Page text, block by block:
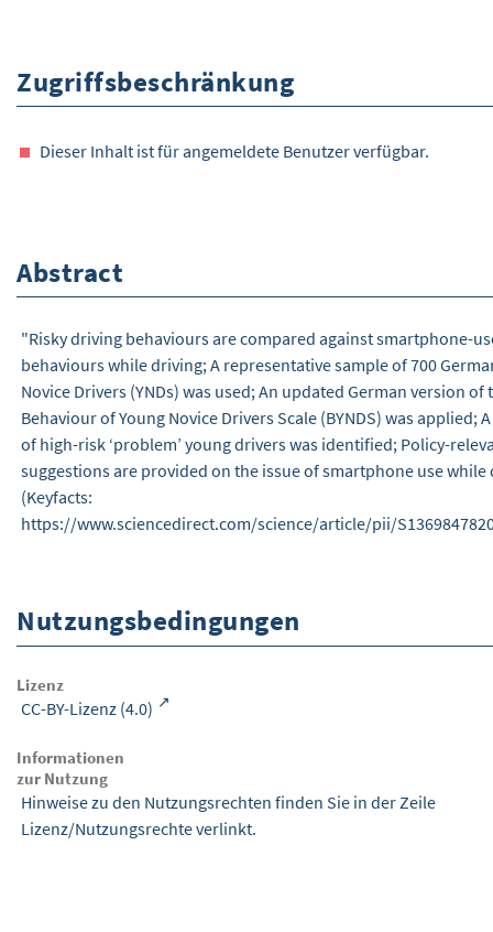
Zugriffsbeschränkung
Dieser Inhalt ist für angemeldete Benutzer verfügbar.
Abstract
"Risky driving behaviours are compared against smartphone-
behaviours while driving; A representative sample of 700
Novice Drivers (YNDs) was used; An updated German version of
Behaviour of Young Novice Drivers Scale (BYNDS) was applied;
of high-risk ‘problem’ young drivers was identified; Policy-
suggestions are provided on the issue of smartphone use while
(Keyfacts:
https://www.sciencedirect.com/science/article/pii/
Nutzungsbedingungen
Lizenz
CC-BY-Lizenz (4.0)
Informationen
zur Nutzung
Hinweise zu den Nutzungsrechten finden Sie in der Zeile
Lizenz/Nutzungsrechte verlinkt.